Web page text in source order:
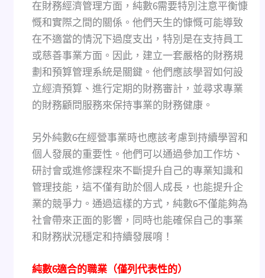
在財務經濟管理方面，純數6需要特別注意平衡慷
慨和實際之間的關係。他們天生的慷慨可能導致
在不適當的情況下過度支出，特別是在支持員工
或慈善事業方面。因此，建立一套嚴格的財務規
劃和預算管理系統是關鍵。他們應該學習如何設
立經濟預算、進行定期的財務審計，並尋求專業
的財務顧問服務來保持事業的財務健康。
另外純數6在經營事業時也應該考慮到持續學習和
個人發展的重要性。他們可以通過參加工作坊、
研討會或進修課程來不斷提升自己的專業知識和
管理技能，這不僅有助於個人成長，也能提升企
業的競爭力。通過這樣的方式，純數6不僅能夠為
社會帶來正面的影響，同時也能確保自己的事業
和財務狀況穩定和持續發展唷！
純數6適合的職業（僅列代表性的）